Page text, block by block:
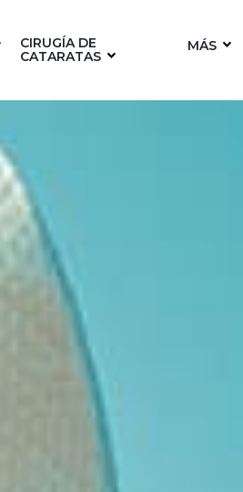
CIRUGÍA DE
CATARATAS
MÁS